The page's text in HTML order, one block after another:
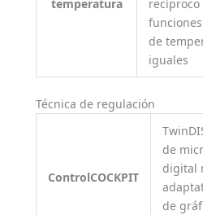
temperatura
recíproco
de
iguales
Técnica de regulación
ControlCOCKPIT
de
digital
de